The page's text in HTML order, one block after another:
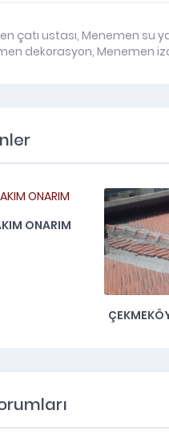
çatı ustası, Menemen su
dekorasyon, Menemen
ONARIM